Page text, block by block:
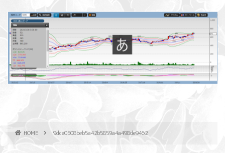
HOME 9dce0508beb5a42b5859a4a498de9462